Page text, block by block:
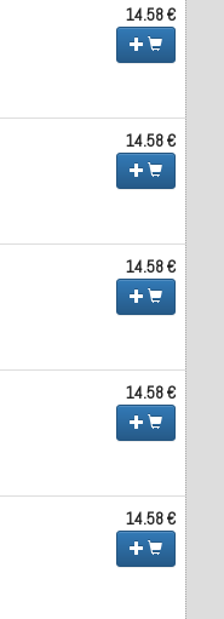
14.58 €
14.58 €
14.58 €
14.58 €
14.58 €